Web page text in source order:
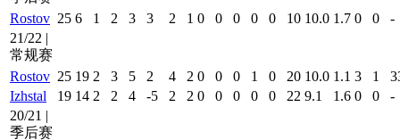
Rostov 25 6 1 2 3 3 2 1 0 0 0 0 0 10 10.0 1.7 0 0
-
21/22 |
常规赛
Rostov 25 19 2 3 5 2 4 2 0 0 0 1 0 20 10.0 1.1 3 1
Izhstal
19 14 2 2 4 -5 2 2 0 0 0 0 0 22 9.1 1.6 0 0
-
20/21 |
季后赛